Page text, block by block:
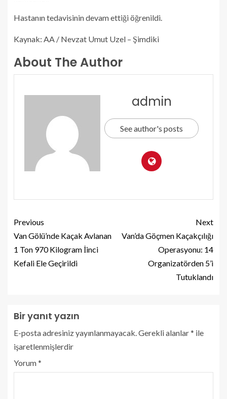
Hastanın tedavisinin devam ettiği öğrenildi.
Kaynak: AA / Nevzat Umut Uzel – Şimdiki
About The Author
admin
See author's posts
Previous
Van Gölü’nde Kaçak Avlanan
1 Ton 970 Kilogram İinci
Kefali Ele Geçirildi
Next
Van’da Göçmen Kaçakçılığı
Operasyonu: 14
Organizatörden 5’i
Tutuklandı
Bir yanıt yazın
E-posta adresiniz yayınlanmayacak.Gerekli alanlar* ile
işaretlenmişlerdir
Yorum*